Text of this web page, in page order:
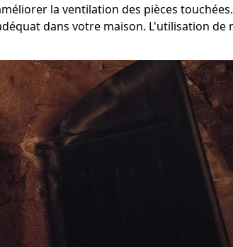
la ventilation des pièces
dans votre maison. L'utilisation de